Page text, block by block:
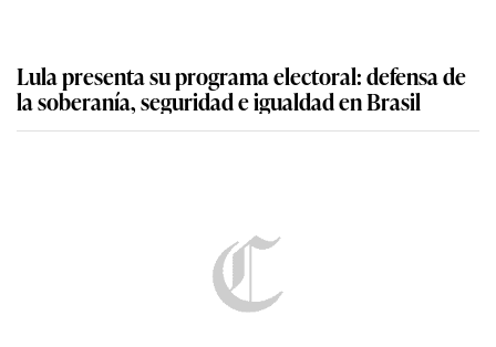
Lula presenta su programa electoral: defensa de
la soberanía, seguridad e igualdad en Brasil